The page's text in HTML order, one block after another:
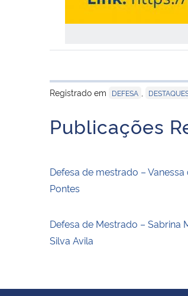
Registrado em
DEFESA
Publicações
Defesa de mestrado – Vanessa
Pontes
Defesa de Mestrado – Sabrina
Silva Avila